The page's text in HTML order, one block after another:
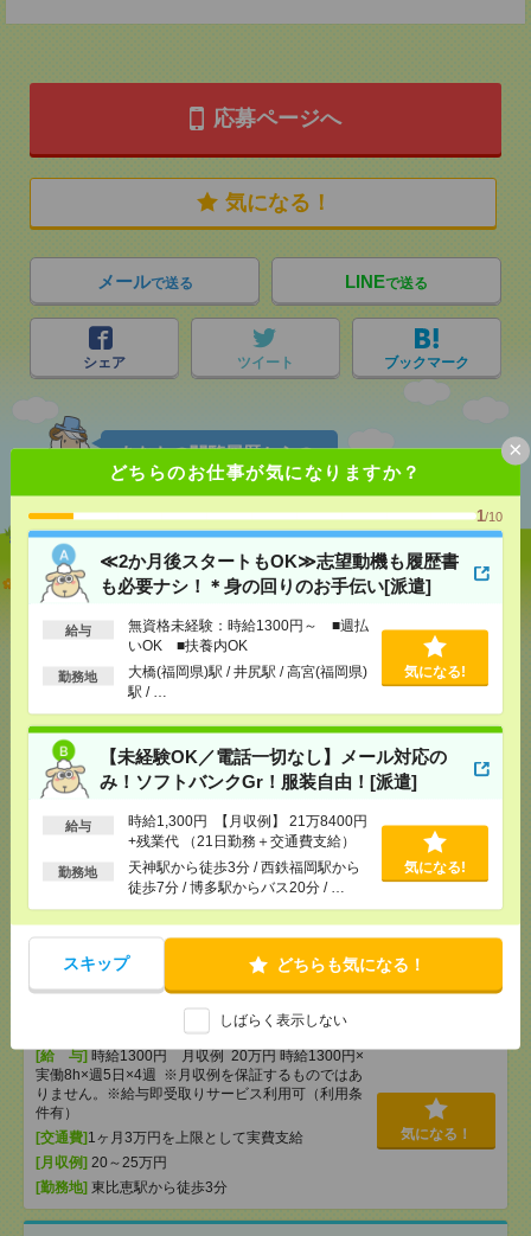
どちらのお仕事が気になりますか？
1/10
≪2か月後スタートもOK≫志望動機も履歴書
も必要ナシ！＊身の回りのお手伝い[派遣]
給与
無資格未経験：時給1300円～ ■週払
いOK ■扶養内OK
勤務地
大橋(福岡県)駅 / 井尻駅 / 高宮(福岡県)
駅 / …
気になる!
【未経験OK／電話一切なし】メール対応の
み！ソフトバンクGr！服装自由！[派遣]
給与
時給1,300円 【月収例】 21万8400円
+残業代 （21日勤務＋交通費支給）
勤務地
天神駅から徒歩3分 / 西鉄福岡駅から
徒歩7分 / 博多駅からバス20分 / …
気になる!
スキップ どちらも気になる！
しばらく表示しない
×
応募ページへ
気になる！
メールで送る LINEで送る
シェア ツイート ブックマーク
あなたの閲覧履歴からの
おすすめ
≪2か月後スタートもOK≫志望動機も履歴書も必要
ナシ！＊身の回りのお手伝い[派遣]
無資格未経験：時給1300円～ ■週払い
OK ■扶養内OK
交通費全額支給
[勤務地]大橋(福岡県)駅/井尻駅/高宮(福岡県)駅/
…
【未経験OK／電話一切なし】メール対応のみ！ソフ
トバンクGr！服装自由！[派遣]
[給 与] 時給1,300円 【月収例】 21万8400円+残
業代 （21日勤務＋交通費支給）
[交通費]上限あり：650円/日
博多駅からバス20分
未経験OK！残業ほぼなし▼東比恵で一般事務[派遣]
[給 与] 時給1300円 月収例 20万円 時給1300円×
実働8h×週5日×4週 ※月収例を保証するものではあ
りません。※給与即受取りサービス利用可（利用条
件有）
[交通費] 1ヶ月3万円を上限として実費支給
[月収例] 20～25万円
[勤務地] 東比恵駅から徒歩3分
気になる！